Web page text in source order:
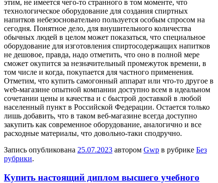
этим, не имеется чего-то странного в том моменте, что
технологическое оборудование для создания спиртных
напитков небезосновательно пользуется особым спросом на
сегодня. Понятное дело, для внушительного количества
обычных людей в целом может показаться, что специальное
оборудование для изготовления спиртосодержащих напитков
не дешовое, правда, надо отметить, что оно в полной мере
сможет окупится за незначительный промежуток времени, в
том числе и когда, покупается для частного применения.
Отметим, что купить самогонный аппарат или что-то другое в
web-магазине опытной компании доступно всем в идеальном
сочетании цены и качества и с быстрой доставкой в любой
населенный пункт в Российской Федерации. Остается только
лишь добавить, что в таком веб-магазине всегда доступно
закупить как современное оборудование, аналогично и все
расходные материалы, что довольно-таки сподручно.
Запись опубликована 25.07.2023 автором Gwp в рубрике Без
рубрики.
Купить настоящий диплом высшего учебного